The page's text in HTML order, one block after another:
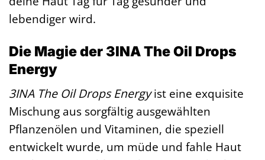
lebendiger wird.
Die Magie der 3INA The Oil Drops
Energy
3INA The Oil Drops Energyist eine exquisite
Mischung aus sorgfältig ausgewählten
Pflanzenölen und Vitaminen, die speziell
entwickelt wurde, um müde und fahle Haut